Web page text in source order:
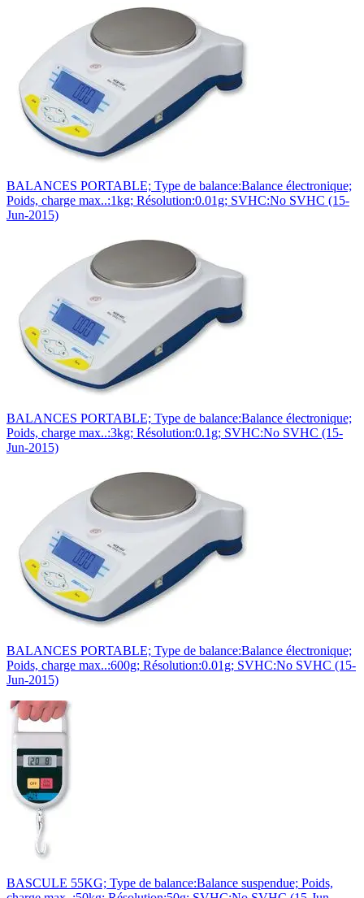
BALANCES PORTABLE; Type de balance:Balance électronique;
Poids, charge max..:1kg; Résolution:0.01g; SVHC:No SVHC (15-
Jun-2015)
BALANCES PORTABLE; Type de balance:Balance électronique;
Poids, charge max..:3kg; Résolution:0.1g; SVHC:No SVHC (15-
Jun-2015)
BALANCES PORTABLE; Type de balance:Balance électronique;
Poids, charge max..:600g; Résolution:0.01g; SVHC:No SVHC (15-
Jun-2015)
BASCULE 55KG; Type de balance:Balance suspendue; Poids,